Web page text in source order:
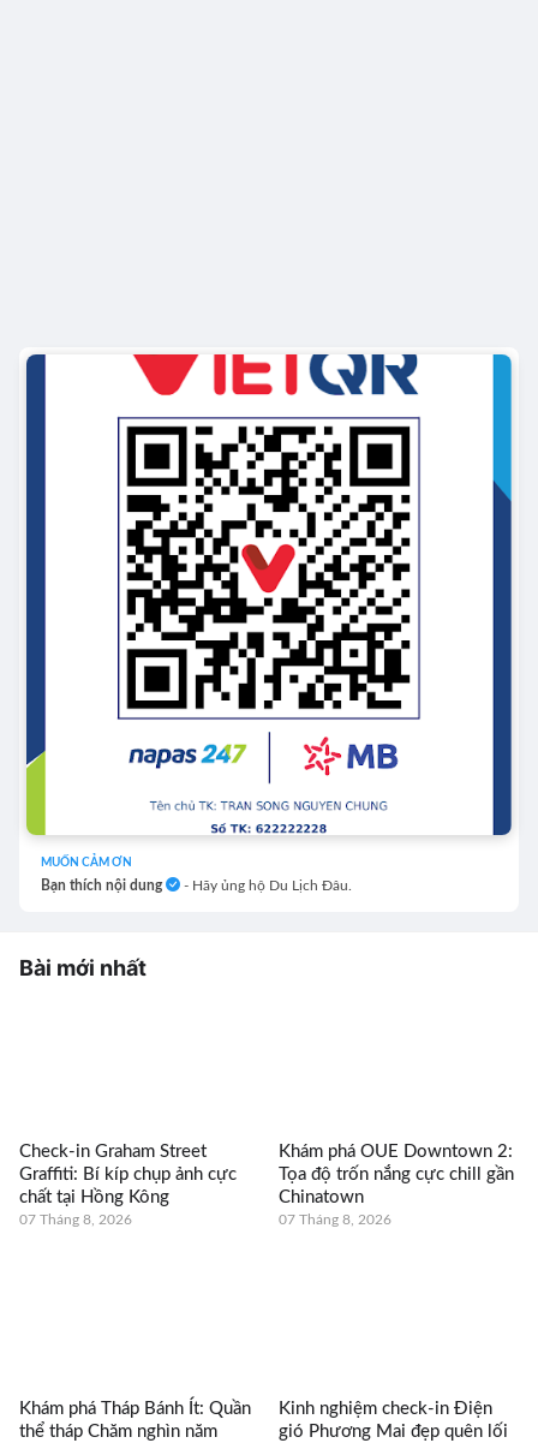
MUỐN CẢM ƠN
Bạn thích nội dung - Hãy ủng hộ Du Lịch Đâu.
Bài mới nhất
Check-in Graham Street
Graffiti: Bí kíp chụp ảnh cực
chất tại Hồng Kông
07 Tháng 8, 2026
Khám phá OUE Downtown 2:
Tọa độ trốn nắng cực chill gần
Chinatown
07 Tháng 8, 2026
Khám phá Tháp Bánh Ít: Quần
thể tháp Chăm nghìn năm
Kinh nghiệm check-in Điện
gió Phương Mai đẹp quên lối